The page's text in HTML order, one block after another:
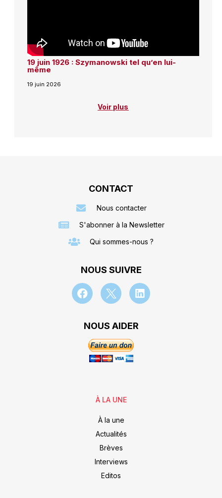
19 juin 1926 : Szymanowski tel qu’en lui-
même
19 juin 2026
Voir plus
CONTACT
Nous contacter
S'abonner à la Newsletter
Qui sommes-nous ?
NOUS SUIVRE
NOUS AIDER
À LA UNE
À la une
Actualités
Brèves
Interviews
Editos